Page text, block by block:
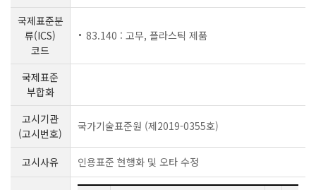
국제표준분
류(ICS)
코드
83.140 : 고무, 플라스틱 제품
국제표준
부합화
고시기관
(고시번호)
국가기술표준원 (제2019-0355호)
고시사유 인용표준 현행화 및 오타 수정